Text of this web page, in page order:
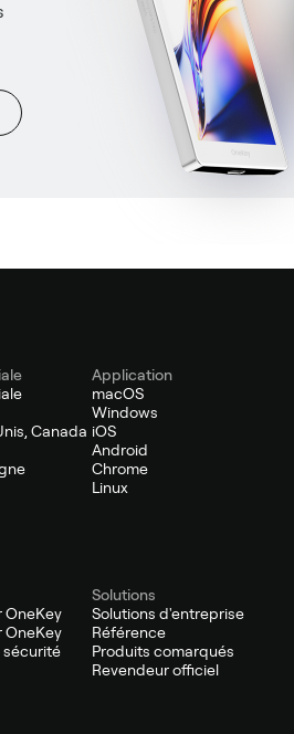
Canada
Application
macOS
Windows
iOS
Android
Chrome
Linux
OneKey
OneKey
Solutions
Solutions d'entreprise
Référence
Produits comarqués
Revendeur officiel